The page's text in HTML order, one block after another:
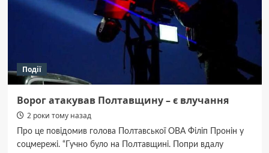
світла
Події
Ворог атакував Полтавщину – є влучання
2 роки тому назад
Про це повідомив голова Полтавської ОВА Філіп Пронін у
соцмережі. “Гучно було на Полтавщині. Попри вдалу